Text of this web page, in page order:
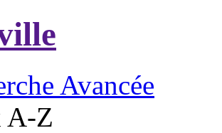
Avancée
A-Z